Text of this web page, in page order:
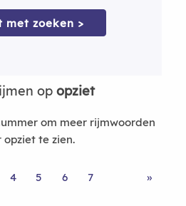
zoeken >
op opziet
om meer rijmwoorden
opziet te zien.
4 5 6 7 »